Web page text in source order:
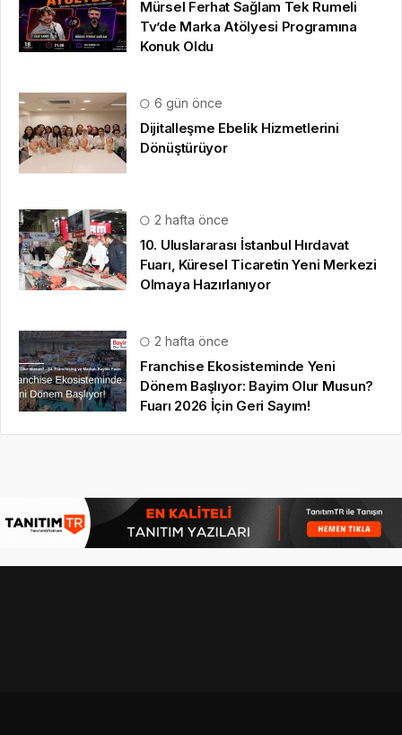
Mürsel Ferhat Sağlam Tek Rumeli
Tv’de Marka Atölyesi Programına
Konuk Oldu
6 gün önce
Dijitalleşme Ebelik Hizmetlerini
Dönüştürüyor
2 hafta önce
10. Uluslararası İstanbul Hırdavat
Fuarı, Küresel Ticaretin Yeni Merkezi
Olmaya Hazırlanıyor
2 hafta önce
Franchise Ekosisteminde Yeni
Dönem Başlıyor: Bayim Olur Musun?
Fuarı 2026 İçin Geri Sayım!